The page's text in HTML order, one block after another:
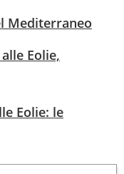
Mediterraneo
Eolie,
Eolie: le